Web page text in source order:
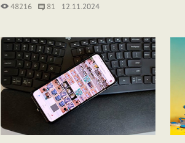
48216 81 12.11.2024